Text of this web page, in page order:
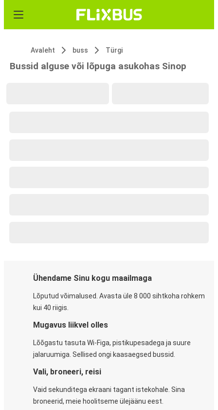
Avaleht buss Türgi
Bussid alguse või lõpuga asukohas Sinop
Ühendame Sinu kogu maailmaga
Lõputud võimalused. Avasta üle 8 000 sihtkoha rohkem
kui 40 riigis.
Mugavus liikvel olles
Lõõgastu tasuta Wi-Figa, pistikupesadega ja suure
jalaruumiga. Sellised ongi kaasaegsed bussid.
Vali, broneeri, reisi
Vaid sekunditega ekraani tagant istekohale. Sina
broneerid, meie hoolitseme ülejäänu eest.